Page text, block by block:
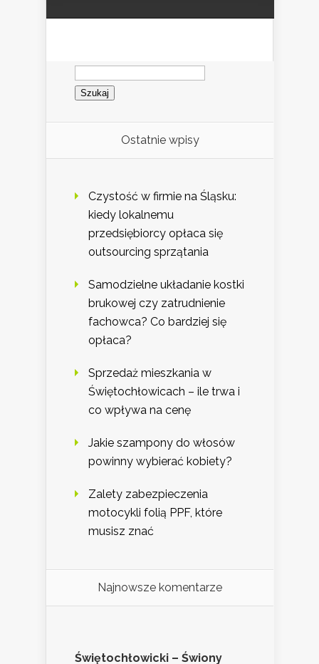
Szukaj:
Ostatnie wpisy
Czystość w firmie na Śląsku:
kiedy lokalnemu
przedsiębiorcy opłaca się
outsourcing sprzątania
Samodzielne układanie kostki
brukowej czy zatrudnienie
fachowca? Co bardziej się
opłaca?
Sprzedaż mieszkania w
Świętochłowicach – ile trwa i
co wpływa na cenę
Jakie szampony do włosów
powinny wybierać kobiety?
Zalety zabezpieczenia
motocykli folią PPF, które
musisz znać
Najnowsze komentarze
Świętochłowicki – Świony